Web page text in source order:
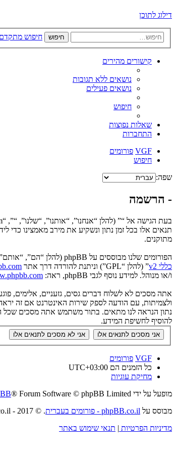
דילוג לתוכן
חיפוש חיפוש מתקדם
קישורים מהירים
נושאים ללא תגובות
נושאים פעילים
חיפוש
שאלות נפוצות
התחברות
VGF פורומים
חיפוש
שפה:
- הרשמה
תנאים אלו בכל זמן נתון ונשקיע את מירב מאמצינו
מתוקנים.
הפורומים שלנו מבוססים על phpBB (להלן “הם”, “אותם”, “שלהם”, “מערכת phpBB”, “www.phpbb.co.il”, “קבוצת phpBB”, “צוות phpBB הישראלי”) אשר הינה מערכת בולטיין המשוחררת תחת הסכם “
כללי v2
” (להלן “GPL”) וניתנת להורדה דרך אתר
ו/או מנוהל. למידע נוסף לגבי phpBB, ראה:
אתה מסכים לא לשלוח דברים גסים, גזעניים, אלימים,
להוסיף לחשיפת המידע.
VGF פורומים
כל הזמנים הם UTC+03:00
מחיקת עוגיות
מופעל על ידי ® Forum Software © phpBB Limited
מבוסס על phpBB.co.il - פורומים בעברית
. © 2017 - phpBB.co.il.
מדיניות הפרטיות | תנאי שימוש באתר